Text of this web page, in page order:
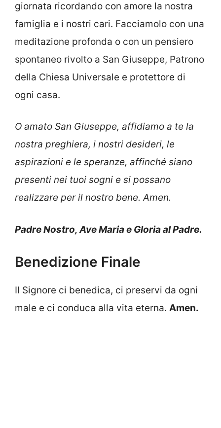
giornata ricordando con amore la nostra
famiglia e i nostri cari. Facciamolo con una
meditazione profonda o con un pensiero
spontaneo rivolto a San Giuseppe, Patrono
della Chiesa Universale e protettore di
ogni casa.
O amato San Giuseppe, affidiamo a te la
nostra preghiera, i nostri desideri, le
aspirazioni e le speranze, affinché siano
presenti nei tuoi sogni e si possano
realizzare per il nostro bene. Amen.
Padre Nostro, Ave Maria e Gloria al Padre.
Benedizione Finale
Il Signore ci benedica, ci preservi da ogni
male e ci conduca alla vita eterna. Amen.